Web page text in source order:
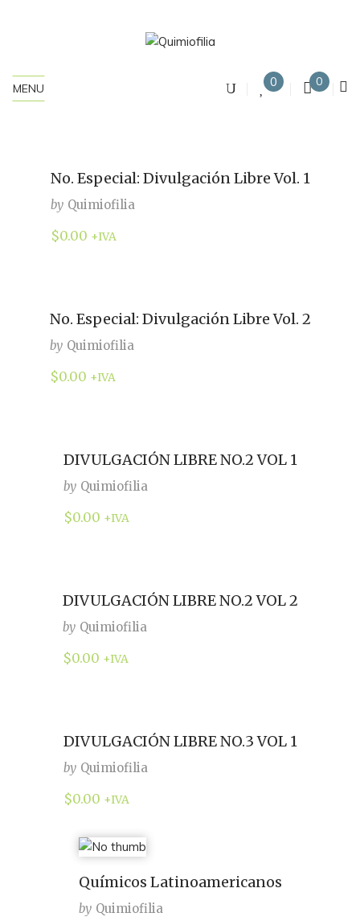
MENU 0 0
No. Especial: Divulgación Libre Vol. 1
by Quimiofilia
$0.00 +IVA
No. Especial: Divulgación Libre Vol. 2
by Quimiofilia
$0.00 +IVA
DIVULGACIÓN LIBRE NO.2 VOL 1
by Quimiofilia
$0.00 +IVA
DIVULGACIÓN LIBRE NO.2 VOL 2
by Quimiofilia
$0.00 +IVA
DIVULGACIÓN LIBRE NO.3 VOL 1
by Quimiofilia
$0.00 +IVA
Químicos Latinoamericanos
by Quimiofilia